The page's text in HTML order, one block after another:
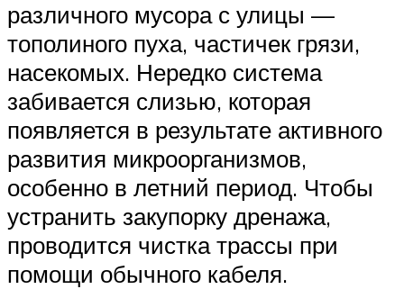
различного мусора с улицы —
тополиного пуха, частичек грязи,
насекомых. Нередко система
забивается слизью, которая
появляется в результате активного
развития микроорганизмов,
особенно в летний период. Чтобы
устранить закупорку дренажа,
проводится чистка трассы при
помощи обычного кабеля.